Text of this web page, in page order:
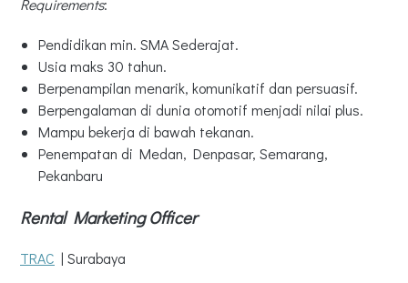
Requirements:
Pendidikan min. SMA Sederajat.
Usia maks 30 tahun.
Berpenampilan menarik, komunikatif dan persuasif.
Berpengalaman di dunia otomotif menjadi nilai plus.
Mampu bekerja di bawah tekanan.
Penempatan di Medan, Denpasar, Semarang,
Pekanbaru
Rental Marketing Officer
TRAC | Surabaya